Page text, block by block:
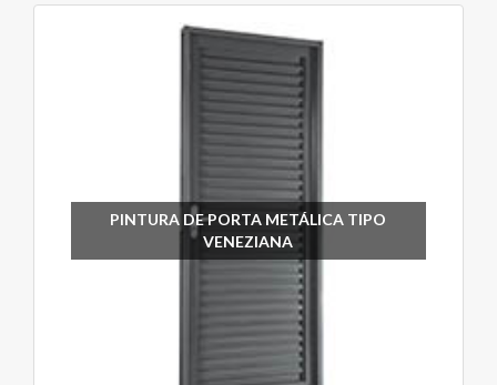
PINTURA DE PORTA METÁLICA TIPO
VENEZIANA